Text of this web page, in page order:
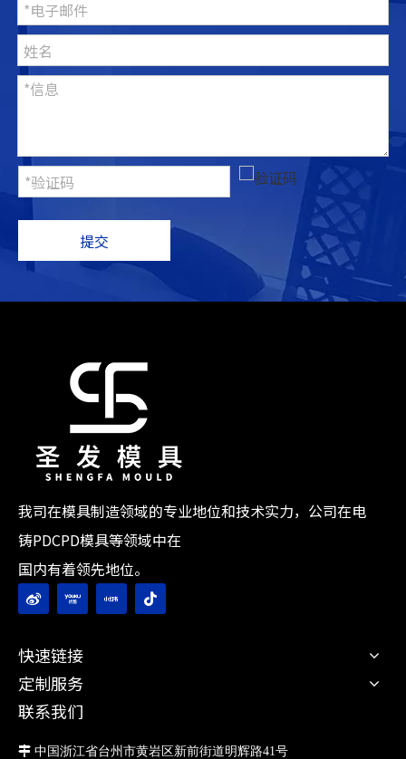
提交
我司在模具制造领域的专业地位和技术实力，公司在电
铸PDCPD模具等领域中在
国内有着领先地位。
快速链接
定制服务
联系我们
 中国浙江省台州市黄岩区新前街道明辉路41号